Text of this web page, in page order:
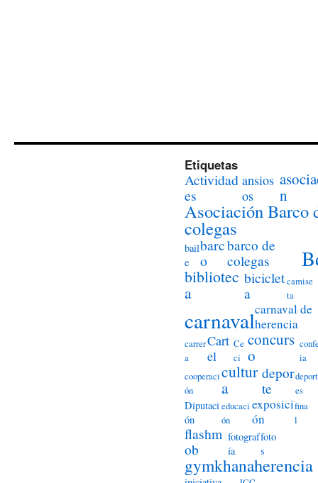
Etiquetas
Actividad
es
ansios
os
n
Asociación Barco
colegas
bail
e
barc
o
barco de
colegas
bibliotec
a
biciclet
a
camise
ta
carnavalcarnaval de
herencia
carrer
a
Cart
el
Ce
ci
concurs
o
ia
cooperaci
ón
cultur
a
depor
te
deport
es
Diputaci
ón
educaci
ón
exposici
ón
fina
l
flashm
ob
fotograf
ía
foto
s
gymkhanaherencia